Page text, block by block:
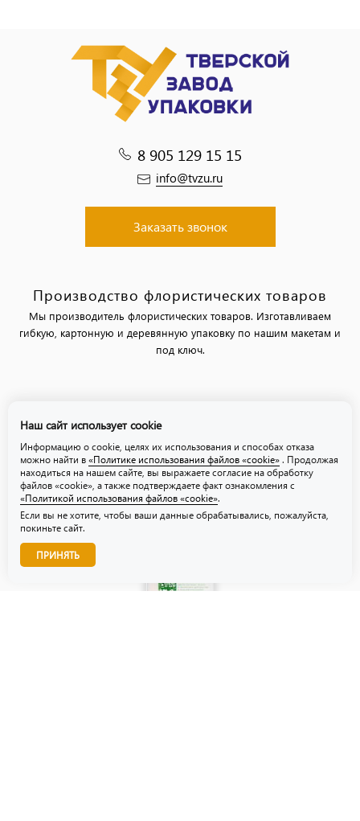
8 905 129 15 15
info@tvzu.ru
Заказать звонок
Производство флористических товаров
Мы производитель флористических товаров. Изготавливаем
гибкую, картонную и деревянную упаковку по нашим макетам и
под ключ.
Политика использования файлов «cookie»
Звоните нам!
Наш сайт использует cookie
Информацию о cookie, целях их использования и способах отказа
можно найти в «Политике использования файлов «cookie» . Продолжая
находиться на нашем сайте, вы выражаете согласие на обработку
файлов «cookie», а также подтверждаете факт ознакомления с
«Политикой использования файлов «cookie».
Если вы не хотите, чтобы ваши данные обрабатывались, пожалуйста,
покиньте сайт.
ПРИНЯТЬ